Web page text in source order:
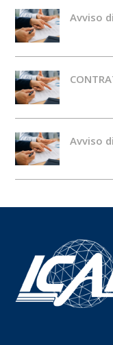
Avviso
Avviso